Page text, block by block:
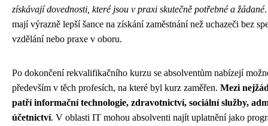
získávají dovednosti, které jsou v praxi skutečně potřebné a žádané
mají výrazně lepší šance na získání zaměstnání než uchazeči bez
vzdělání nebo praxe v oboru.
Po dokončení rekvalifikačního kurzu se absolventům nabízejí
především v těch profesích, na které byl kurz zaměřen. Mezi
patří informační technologie, zdravotnictví, sociální služby,
účetnictví. V oblasti IT mohou absolventi najít uplatnění jako